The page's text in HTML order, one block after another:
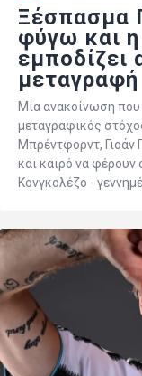
Ξέσπασμα
φύγω και
εμποδίζει
Μία ανακοίνωση
μεταγραφικός
Μπρέντφορντ, Γιοάν
και καιρό να φέρουν
Κονγκολέζο -